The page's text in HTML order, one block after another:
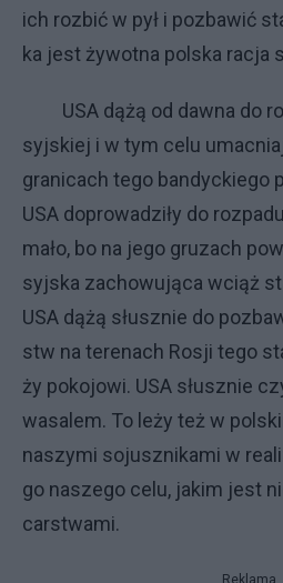
ich roz­bić w pył i po­zba­wić
ka je­st ży­wot­na pol­ska ra­cja
USA dą­żą od daw­na do
syj­skiej i w tym ce­lu
gra­ni­ca­ch te­go ban­dyc­kie­go
USA do­pro­wa­dzi­ły do
ma­ło, bo na je­go gru­za­ch
syj­ska za­cho­wu­ją­ca wciąż
USA dą­żą słusz­nie do
stw na te­re­na­ch Ro­sji te­go
ży po­ko­jo­wi. USA słusz­nie
wa­sa­lem. To le­ży też w
na­szy­mi so­jusz­ni­ka­mi w
go na­sze­go ce­lu, ja­kim je­st
car­stwa­mi.
Reklama